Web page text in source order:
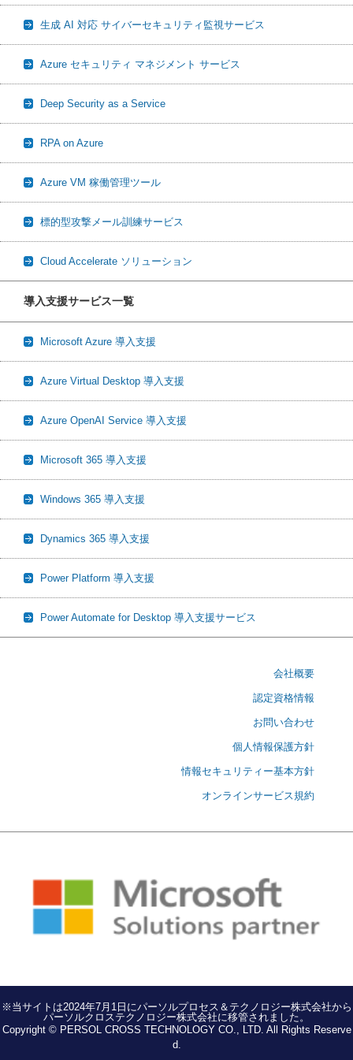
生成 AI 対応 サイバーセキュリティ監視サービス
Azure セキュリティ マネジメント サービス
Deep Security as a Service
RPA on Azure
Azure VM 稼働管理ツール
標的型攻撃メール訓練サービス
Cloud Accelerate ソリューション
導入支援サービス一覧
Microsoft Azure 導入支援
Azure Virtual Desktop 導入支援
Azure OpenAI Service 導入支援
Microsoft 365 導入支援
Windows 365 導入支援
Dynamics 365 導入支援
Power Platform 導入支援
Power Automate for Desktop 導入支援サービス
会社概要
認定資格情報
お問い合わせ
個人情報保護方針
情報セキュリティー基本方針
オンラインサービス規約
※当サイトは2024年7月1日にパーソルプロセス＆テクノロジー株式会社から
パーソルクロステクノロジー株式会社に移管されました。
Copyright © PERSOL CROSS TECHNOLOGY CO., LTD. All Rights Reserve
d.